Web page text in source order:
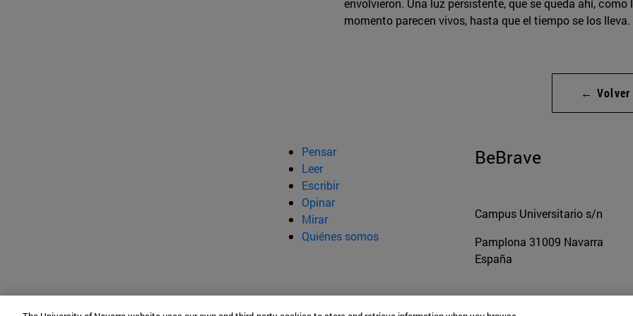
envolvieron. Una luz persistente, que se queda ahí,
momento parecen vivos, hasta que el tiempo se los lleva.
← Volver
Pensar
Leer
Escribir
Opinar
Mirar
Quiénes somos
BeBrave
Campus Universitario s/n
Pamplona 31009 Navarra
España